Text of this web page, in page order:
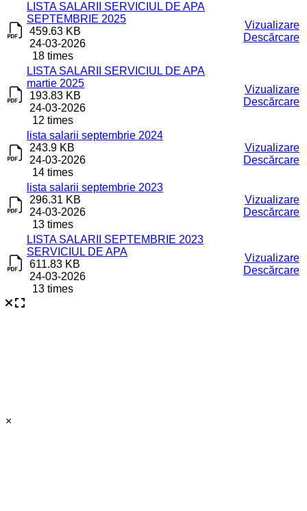
LISTA SALARII SERVICIUL DE APA
SEPTEMBRIE 2025
459.63 KB
24-03-2026
18 times
Vizualizare
Descărcare
LISTA SALARII SERVICIUL DE APA
martie 2025
193.83 KB
24-03-2026
12 times
Vizualizare
Descărcare
lista salarii septembrie 2024
243.9 KB
24-03-2026
14 times
Vizualizare
Descărcare
lista salarii septembrie 2023
296.31 KB
24-03-2026
13 times
Vizualizare
Descărcare
LISTA SALARII SEPTEMBRIE 2023
SERVICIUL DE APA
611.83 KB
24-03-2026
13 times
Vizualizare
Descărcare
×